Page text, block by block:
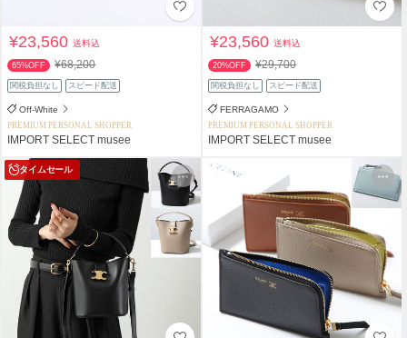
¥23,560送料込
65%OFF ¥68,200
関税負担なし スピード配送
Off-White
PREMIUM PERSONAL SHOPPER
IMPORT SELECT musee
¥23,560送料込
20%OFF ¥29,700
関税負担なし スピード配送
FERRAGAMO
PREMIUM PERSONAL SHOPPER
IMPORT SELECT musee
タイムセール